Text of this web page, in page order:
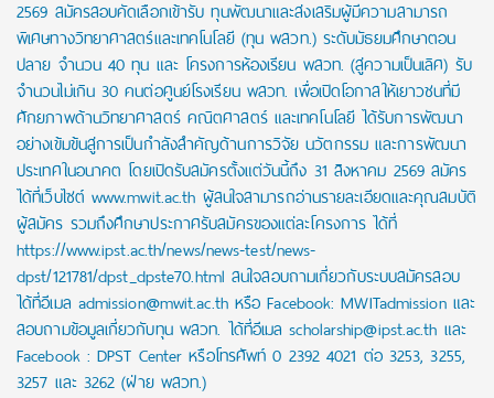
2569 สมัครสอบคัดเลือกเข้ารับ ทุนพัฒนาและส่งเสริมผู้มีความสามารถ
พิเศษทางวิทยาศาสตร์และเทคโนโลยี (ทุน พสวท.) ระดับมัธยมศึกษาตอน
ปลาย จำนวน 40 ทุน และ โครงการห้องเรียน พสวท. (สู่ความเป็นเลิศ) รับ
จำนวนไม่เกิน 30 คนต่อศูนย์โรงเรียน พสวท. เพื่อเปิดโอกาสให้เยาวชนที่มี
ศักยภาพด้านวิทยาศาสตร์ คณิตศาสตร์ และเทคโนโลยี ได้รับการพัฒนา
อย่างเข้มข้นสู่การเป็นกำลังสำคัญด้านการวิจัย นวัตกรรม และการพัฒนา
ประเทศในอนาคต โดยเปิดรับสมัครตั้งแต่วันนี้ถึง 31 สิงหาคม 2569 สมัคร
ได้ที่เว็บไซต์ www.mwit.ac.th ผู้สนใจสามารถอ่านรายละเอียดและคุณสมบัติ
ผู้สมัคร รวมถึงศึกษาประกาศรับสมัครของแต่ละโครงการ ได้ที่
https://www.ipst.ac.th/news/news-test/news-
dpst/121781/dpst_dpste70.html สนใจสอบถามเกี่ยวกับระบบสมัครสอบ
ได้ที่อีเมล admission@mwit.ac.th หรือ Facebook: MWITadmission และ
สอบถามข้อมูลเกี่ยวกับทุน พสวท. ได้ที่อีเมล scholarship@ipst.ac.th และ
Facebook : DPST Center หรือโทรศัพท์ 0 2392 4021 ต่อ 3253, 3255,
3257 และ 3262 (ฝ่าย พสวท.)